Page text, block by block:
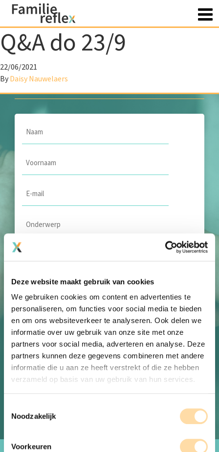
Deze website maakt gebruik van cookies
We gebruiken cookies om content en advertenties te
personaliseren, om functies voor social media te bieden
en om ons websiteverkeer te analyseren. Ook delen we
informatie over uw gebruik van onze site met onze
partners voor social media, adverteren en analyse. Deze
partners kunnen deze gegevens combineren met andere
informatie die u aan ze heeft verstrekt of die ze hebben
verzameld op basis van uw gebruik van hun services.
Noodzakelijk
Voorkeuren
Q&A do 23/9
22/06/2021
ByDaisy Nauwelaers
Heb je vragen? Contacteer
ons
Naam
Voornaam
Email
Onderwerp
CAPTCHA